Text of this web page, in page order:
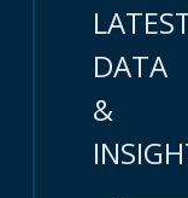
DATA
&